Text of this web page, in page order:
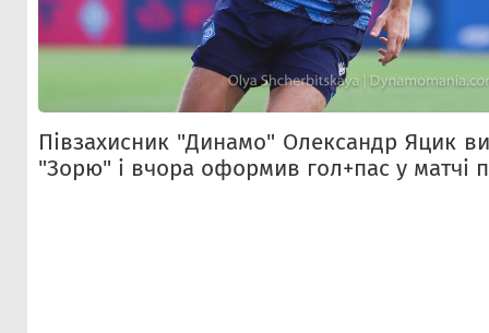
Півзахисник "Динамо" Олександр Яцик
"Зорю" і вчора оформив гол+пас у матчі